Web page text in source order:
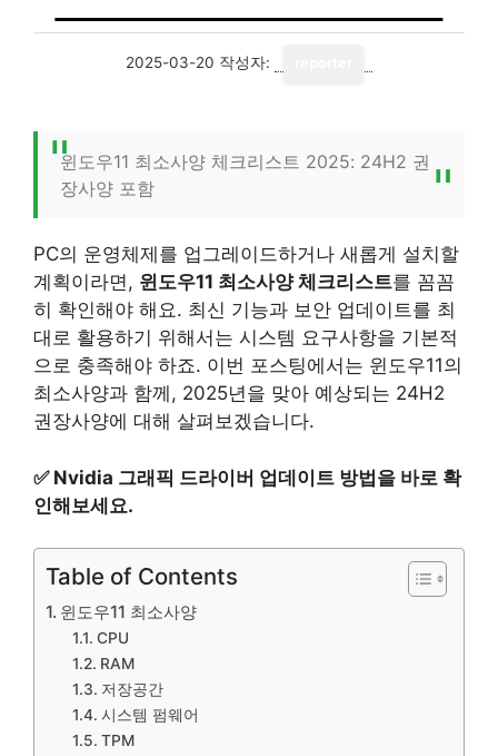
2025-03-20 작성자:
윈도우11 최소사양 체크리스트 2025: 24H2 권
장사양 포함
PC의 운영체제를 업그레이드하거나 새롭게 설치할
계획이라면, 윈도우11 최소사양 체크리스트를 꼼꼼
히 확인해야 해요. 최신 기능과 보안 업데이트를 최
대로 활용하기 위해서는 시스템 요구사항을 기본적
으로 충족해야 하죠. 이번 포스팅에서는 윈도우11의
최소사양과 함께, 2025년을 맞아 예상되는 24H2
권장사양에 대해 살펴보겠습니다.
✅ Nvidia 그래픽 드라이버 업데이트 방법을 바로 확
인해보세요.
Table of Contents
윈도우11 최소사양
CPU
RAM
저장공간
시스템 펌웨어
TPM